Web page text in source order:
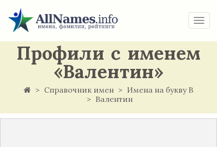
Профили с именем
«Валентин»
Справочник имен
Имена на букву В
Валентин